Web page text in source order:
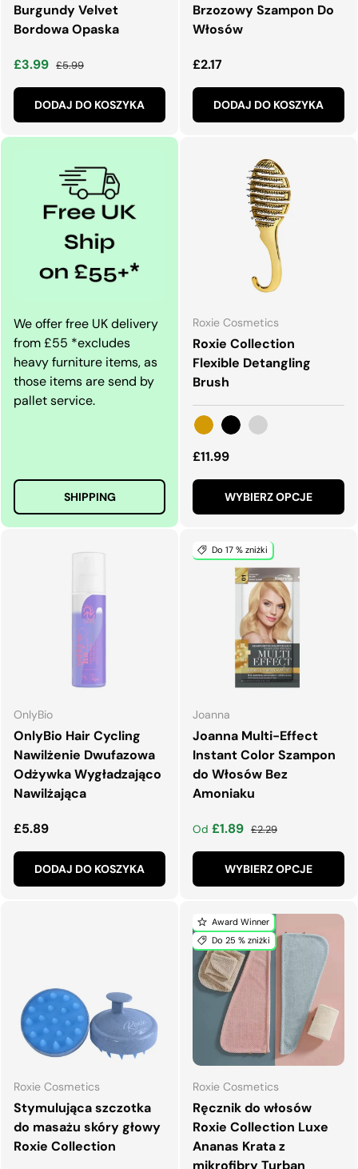
Burgundy Velvet
Bordowa Opaska
Cena wyprzedaży
£3.99 Normalna cena
£5.99
DODAJ DO KOSZYKA
Brzozowy Szampon Do
Włosów
Normalna cena
£2.17
DODAJ DO KOSZYKA
We offer free UK delivery
from £55 *excludes
heavy furniture items, as
those items are send by
pallet service.
SHIPPING
Roxie Cosmetics
Roxie Collection
Flexible Detangling
Brush
Normalna cena
£11.99
WYBIERZ OPCJE
OnlyBio
OnlyBio Hair Cycling
Nawilżenie Dwufazowa
Odżywka Wygładzająco
Nawilżająca
Normalna cena
£5.89
DODAJ DO KOSZYKA
Do 17 % zniżki
Joanna
Joanna Multi-Effect
Instant Color Szampon
do Włosów Bez
Amoniaku
Cena wyprzedaży
Od £1.89 Normalna cena
£2.29
WYBIERZ OPCJE
Roxie Cosmetics
Stymulująca szczotka
do masażu skóry głowy
Roxie Collection
Award Winner
Do 25 % zniżki
Roxie Cosmetics
Ręcznik do włosów
Roxie Collection Luxe
Ananas Krata z
mikrofibry Turban